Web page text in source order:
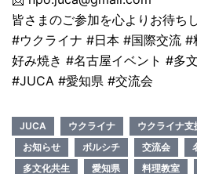
皆さまのご参加を心よりお待ち
#ウクライナ #日本 #国際交流
好み焼き #名古屋イベント #多
#JUCA #愛知県 #交流会
JUCA ウクライナ ウクライナ支
お知らせ
ボルシチ 交流会
多文化共生
愛知県 料理教室